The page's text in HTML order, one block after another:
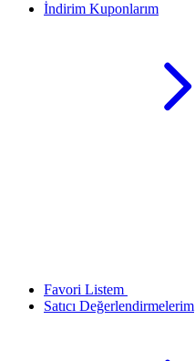
İndirim Kuponlarım
Favori Listem
Satıcı Değerlendirmelerim